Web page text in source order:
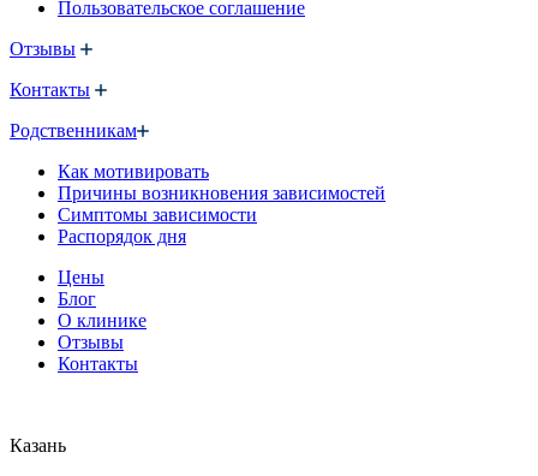
Пользовательское соглашение
Отзывы
Контакты
Родственникам
Как мотивировать
Причины возникновения зависимостей
Симптомы зависимости
Распорядок дня
Цены
Блог
О клинике
Отзывы
Контакты
Казань